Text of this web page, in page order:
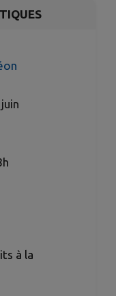
à la